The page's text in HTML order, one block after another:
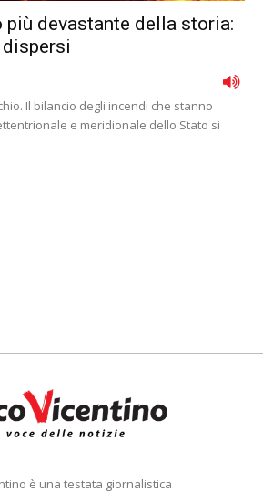
più devastante della storia:
Il bilancio degli incendi che stanno
e meridionale dello Stato si
è una testata giornalistica